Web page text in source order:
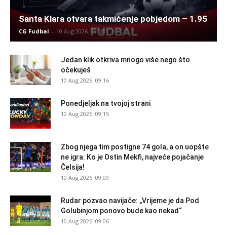
Santa Klara otvara takmičenje pobjedom – 1.95
CG Fudbal - 10 Aug 2026. 09:18
Jedan klik otkriva mnogo više nego što
očekuješ
10 Aug 2026. 09:16
Ponedjeljak na tvojoj strani
10 Aug 2026. 09:15
Zbog njega tim postigne 74 gola, a on uopšte
ne igra: Ko je Ostin Mekfi, najveće pojačanje
Čelsija!
10 Aug 2026. 09:09
Rudar pozvao navijače: „Vrijeme je da Pod
Golubinjom ponovo bude kao nekad“
10 Aug 2026. 09:06